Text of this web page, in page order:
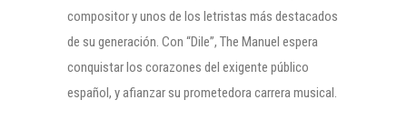
compositor y unos de los letristas más destacados
de su generación. Con “Dile”, The Manuel espera
conquistar los corazones del exigente público
español, y afianzar su prometedora carrera musical.